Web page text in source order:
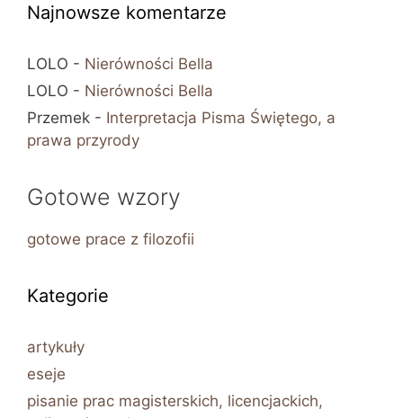
Najnowsze komentarze
LOLO - Nierówności Bella
LOLO - Nierówności Bella
Przemek - Interpretacja Pisma Świętego, a
prawa przyrody
Gotowe wzory
gotowe prace z filozofii
Kategorie
artykuły
eseje
pisanie prac magisterskich, licencjackich,